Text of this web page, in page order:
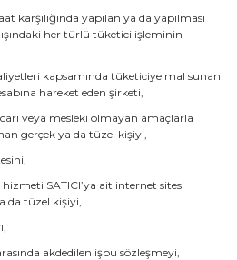
karşılığında yapılan ya da yapılması
her türlü tüketici işleminin
kapsamında tüketiciye mal sunan
hareket eden şirketi,
veya mesleki olmayan amaçlarla
gerçek ya da tüzel kişiyi,
SATICI’ya ait internet sitesi
da tüzel kişiyi,
akdedilen işbu sözleşmeyi,